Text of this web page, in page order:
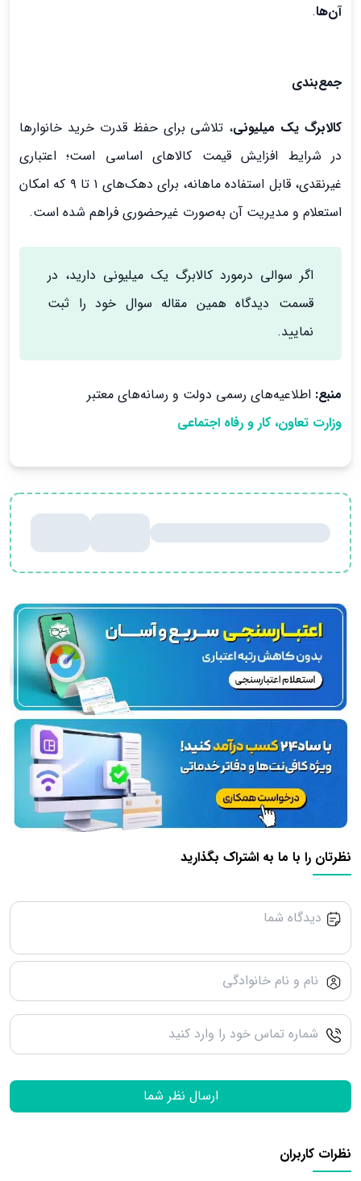
آن‌ها.
جمع‌بندی
کالابرگ یک میلیونی، تلاشی برای حفظ قدرت خرید خانوارها
در شرایط افزایش قیمت کالاهای اساسی است؛ اعتباری
غیرنقدی، قابل استفاده ماهانه، برای دهک‌های ۱ تا ۹ که امکان
استعلام و مدیریت آن به‌صورت غیرحضوری فراهم شده است.
اگر سوالی درمورد کالابرگ یک میلیونی دارید، در
قسمت دیدگاه همین مقاله سوال خود را ثبت
نمایید.
منبع: اطلاعیه‌های رسمی دولت و رسانه‌های معتبر
وزارت تعاون، کار و رفاه اجتماعی
نظرتان را با ما به اشتراک بگذارید
ارسال نظر شما
نظرات کاربران